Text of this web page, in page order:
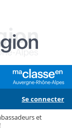
Se connecter
et